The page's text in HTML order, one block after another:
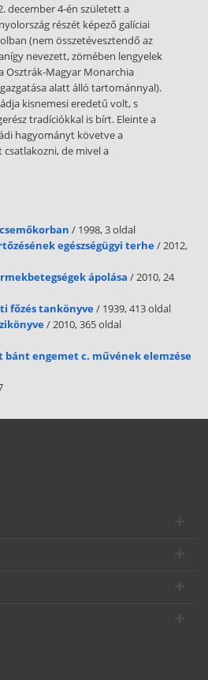
december 4-én született a
részét képező galíciai
(nem összetévesztendő az
nevezett, zömében lengyelek
Osztrák-Magyar Monarchia
alatt álló tartománnyal).
kisnemesi eredetű volt, s
tradíciókkal is bírt. Eleinte a
hagyományt követve a
de mivel a
/ 1998, 3 oldal
egészségügyi terhe/ 2012,
ápolása / 2010, 24
főzés tankönyve/ 1939, 413 oldal
/ 2010, 365 oldal
bánt engemet c. művének elemzése